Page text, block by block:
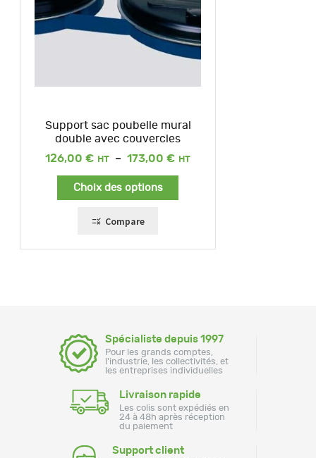
Support sac poubelle mural
double avec couvercles
126,00 € – 173,00 €
Plage
Choix des options
Compare
Spécialiste depuis 1997
Pour les grands comptes,
l'industrie, les collectivités, et
les entreprises individuelles
Livraison rapide
Les colis sont expédiés en
24 à 48h après réception
du paiement
Support client